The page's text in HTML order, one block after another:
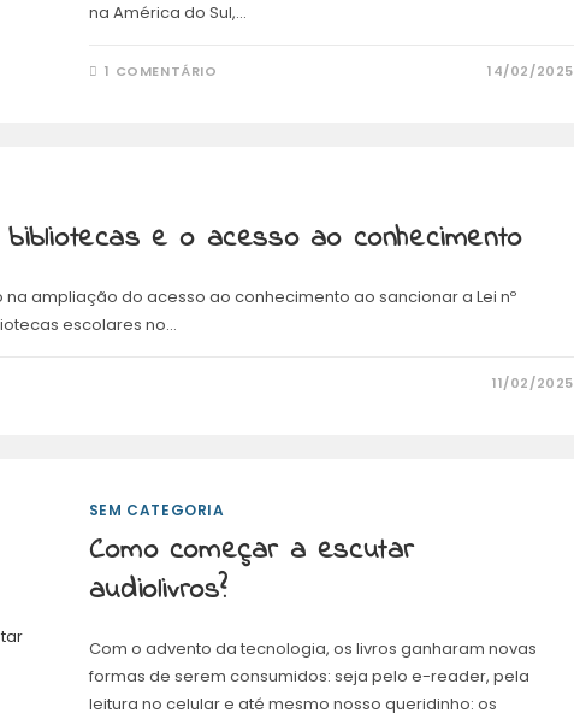
na América do Sul,…
1 COMENTÁRIO 14/02/2025
e o acesso ao conhecimento
ampliação do acesso ao conhecimento ao sancionar a Lei nº
escolares no…
11/02/2025
SEM CATEGORIA
Como começar a escutar
audiolivros?
Com o advento da tecnologia, os livros ganharam novas
formas de serem consumidos: seja pelo e-reader, pela
leitura no celular e até mesmo nosso queridinho: os